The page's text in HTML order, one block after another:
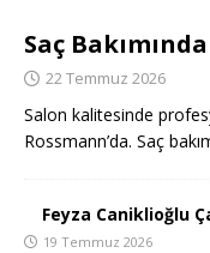
Saç
22 Temmuz 2026
Salon kalitesinde
Rossmann’da. Saç
Feyza Caniklioğlu
19 Temmuz 2026